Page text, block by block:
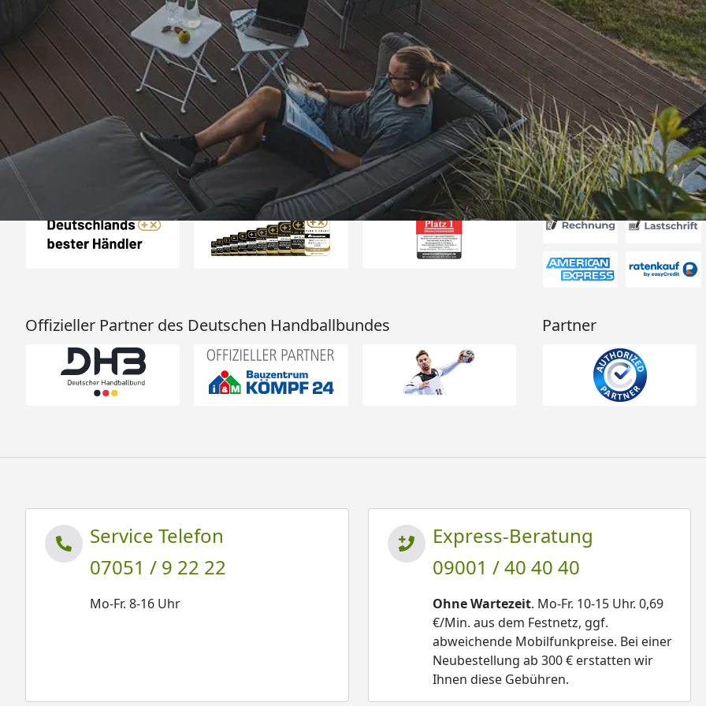
Trusted Shops
4,83/ 5
16.901 Bewertungen
„Super schnell gelifert. Ware passt
100%. Alles wie beschrieben. Dank
“
06.08.2026
Versand
Auszeichnungen Akzeptierte
Offizieller Partner des Deutschen Handballbundes Partner
Service Telefon
07051 / 9 22 22
Mo-Fr. 8-16 Uhr
Express-Beratung
09001 / 40 40 40
Ohne Wartezeit. Mo-Fr. 10-15 Uhr. 0,69
€/Min. aus dem Festnetz, ggf.
abweichende Mobilfunkpreise. Bei einer
Neubestellung ab 300 € erstatten wir
Ihnen diese Gebühren.